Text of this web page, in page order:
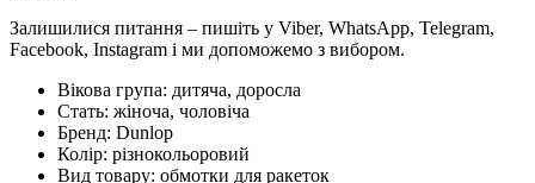
Залишилися питання – пишіть у Viber, WhatsApp, Telegram,
Facebook, Instagram і ми допоможемо з вибором.
Вікова група: дитяча, доросла
Стать: жіноча, чоловіча
Бренд: Dunlop
Колір: різнокольоровий
Вид товару: обмотки для ракеток